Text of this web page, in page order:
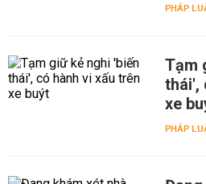
PHÁP
Tạm
thái',
xe
PHÁP